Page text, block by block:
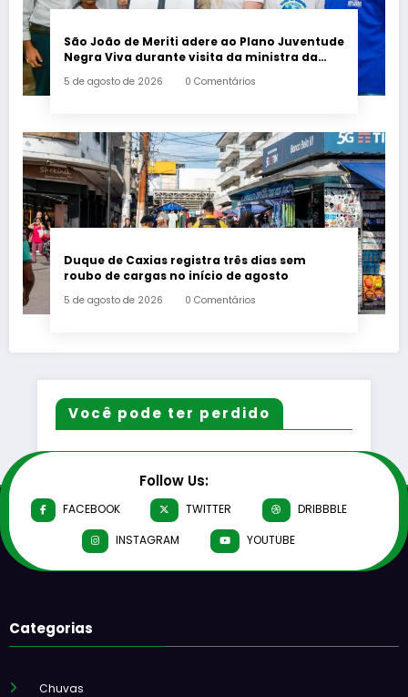
São João de Meriti adere ao Plano Juventude
Negra Viva durante visita da ministra da
5 de agosto de 2026 0 Comentários
Duque de Caxias registra três dias sem
roubo de cargas no início de agosto
5 de agosto de 2026 0 Comentários
Você pode ter perdido
Follow Us:
FACEBOOK TWITTER
DRIBBBLE
INSTAGRAM
YOUTUBE
Categorias
Chuvas